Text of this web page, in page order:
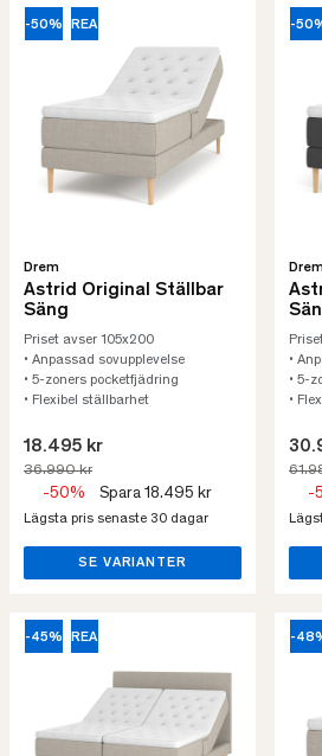
-50% REA
Drem
Astrid Original Ställbar
Säng
Priset avser 105x200
• Anpassad sovupplevelse
• 5-zoners pocketfjädring
• Flexibel ställbarhet
18.495 kr
36.990 kr
-50% Spara 18.495 kr
Lägsta pris senaste 30 dagar
SE VARIANTER
-
Drem
•
• 5-
•
-
-45% REA -